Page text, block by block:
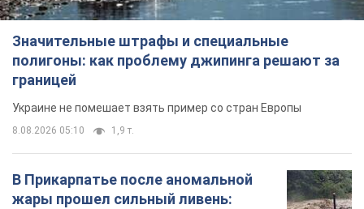
Значительные штрафы и специальные
полигоны: как проблему джипинга решают за
границей
Украине не помешает взять пример со стран Европы
8.08.2026 05:10 1,9 т.
В Прикарпатье после аномальной
жары прошел сильный ливень: